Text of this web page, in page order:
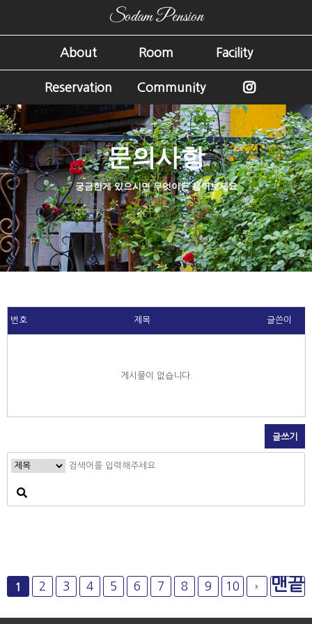
Sodam Pension
About Room Facility
Reservation Community
문의사항
궁금한게 있으시면 무엇이든 물어보세요
번호 제목 글쓴이
게시물이 없습니다.
글쓰기
1 2 3 4 5 6 7 8 9 10 맨끝